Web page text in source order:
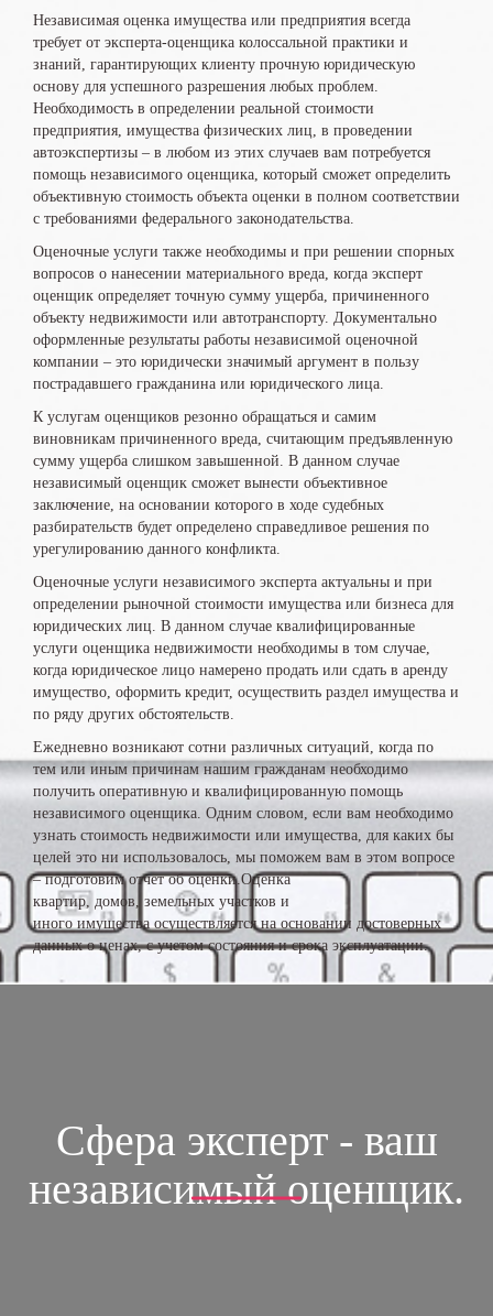
Независимая оценка имущества или предприятия всегда
требует от эксперта-оценщика колоссальной практики и
знаний, гарантирующих клиенту прочную юридическую
основу для успешного разрешения любых проблем.
Необходимость в определении реальной стоимости
предприятия, имущества физических лиц, в проведении
автоэкспертизы – в любом из этих случаев вам потребуется
помощь независимого оценщика, который сможет определить
объективную стоимость объекта оценки в полном соответствии
с требованиями федерального законодательства.
Оценочные услуги также необходимы и при решении спорных
вопросов о нанесении материального вреда, когда эксперт
оценщик определяет точную сумму ущерба, причиненного
объекту недвижимости или автотранспорту. Документально
оформленные результаты работы независимой оценочной
компании – это юридически значимый аргумент в пользу
пострадавшего гражданина или юридического лица.
К услугам оценщиков резонно обращаться и самим
виновникам причиненного вреда, считающим предъявленную
сумму ущерба слишком завышенной. В данном случае
независимый оценщик сможет вынести объективное
заключение, на основании которого в ходе судебных
разбирательств будет определено справедливое решения по
урегулированию данного конфликта.
Оценочные услуги независимого эксперта актуальны и при
определении рыночной стоимости имущества или бизнеса для
юридических лиц. В данном случае квалифицированные
услуги оценщика недвижимости необходимы в том случае,
когда юридическое лицо намерено продать или сдать в аренду
имущество, оформить кредит, осуществить раздел имущества и
по ряду других обстоятельств.
Ежедневно возникают сотни различных ситуаций, когда по
тем или иным причинам нашим гражданам необходимо
получить оперативную и квалифицированную помощь
независимого оценщика. Одним словом, если вам необходимо
узнать стоимость недвижимости или имущества, для каких бы
целей это ни использовалось, мы поможем вам в этом вопросе
– подготовим отчет об оценки.Оценка
квартир, домов, земельных участков и
иного имущества осуществляется на основании достоверных
данных о ценах, с учетом состояния и срока эксплуатации.
Сфера эксперт - ваш
независимый оценщик.